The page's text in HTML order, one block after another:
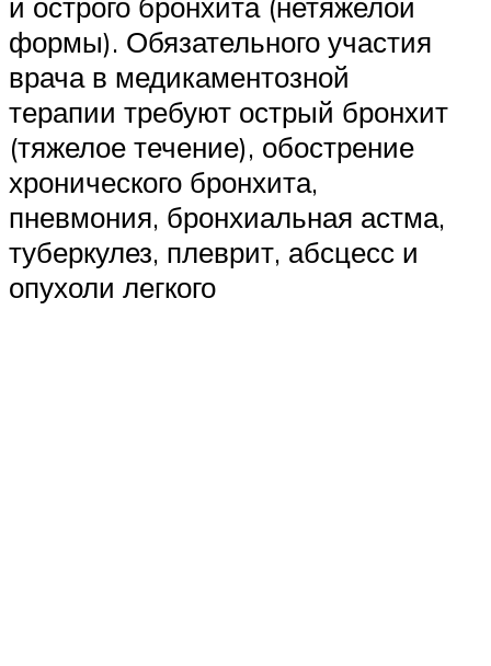
формы). Обязательного участия
врача в медикаментозной
терапии требуют острый бронхит
(тяжелое течение), обострение
хронического бронхита,
пневмония, бронхиальная астма,
туберкулез, плеврит, абсцесс и
опухоли легкого